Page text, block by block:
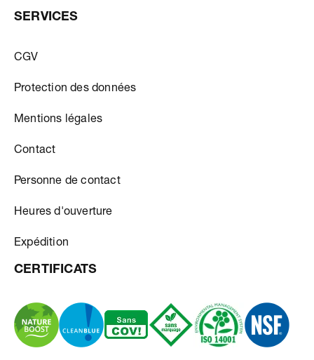
SERVICES
CGV
Protection des données
Mentions légales
Contact
Personne de contact
Heures d'ouverture
Expédition
CERTIFICATS